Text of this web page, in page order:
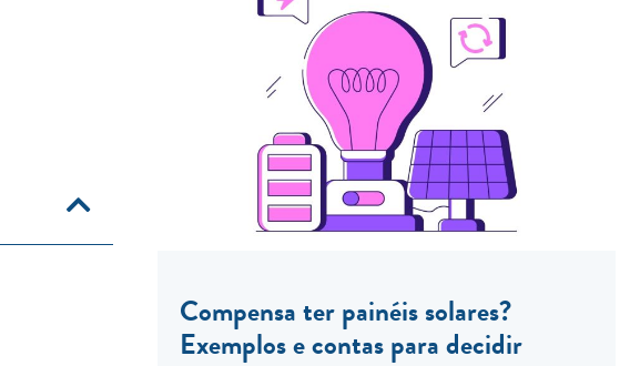
Compensa ter painéis solares?
Exemplos e contas para decidir